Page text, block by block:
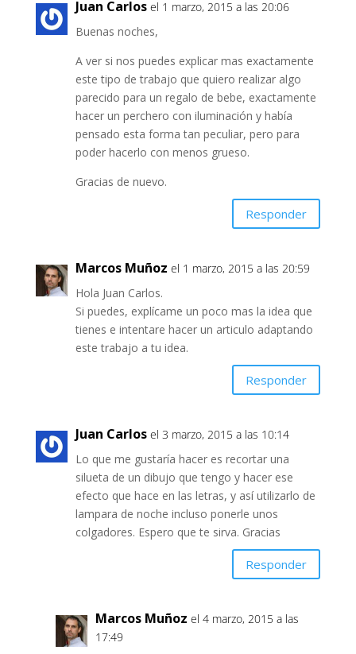
Juan Carlos el 1 marzo, 2015 a las 20:06
Buenas noches,
A ver si nos puedes explicar mas exactamente
este tipo de trabajo que quiero realizar algo
parecido para un regalo de bebe, exactamente
hacer un perchero con iluminación y había
pensado esta forma tan peculiar, pero para
poder hacerlo con menos grueso.
Gracias de nuevo.
Responder
Marcos Muñoz el 1 marzo, 2015 a las 20:59
Hola Juan Carlos.
Si puedes, explícame un poco mas la idea que
tienes e intentare hacer un articulo adaptando
este trabajo a tu idea.
Responder
Juan Carlos el 3 marzo, 2015 a las 10:14
Lo que me gustaría hacer es recortar una
silueta de un dibujo que tengo y hacer ese
efecto que hace en las letras, y así utilizarlo de
lampara de noche incluso ponerle unos
colgadores. Espero que te sirva. Gracias
Responder
Marcos Muñoz el 4 marzo, 2015 a las
17:49